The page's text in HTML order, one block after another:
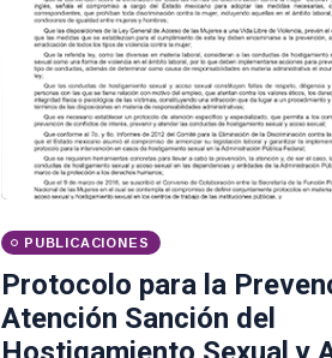
PUBLICACIONES
Protocolo para la
Atención Sanción del